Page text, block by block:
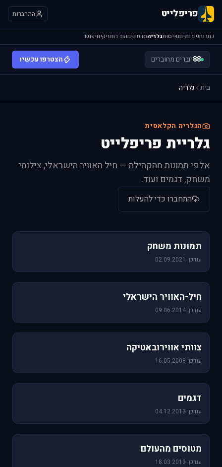
פריפלייט התחברות
כתבותפורומיםטייסותגלריהסרטוניםהורדותויקיחיפוש
88חברים מחוברים הצטרפו עכשיו
בית גלריה
הגלריה הקלאסית
גלריית פריפלייט
אלפי תמונות מהקהילה — חיל האוויר הישראלי, צילומי
משחק, דגמים ועוד.
התחברו כדי להעלות
תמונות משחק
עודכן: 02.09.2021
חיל-האוויר הישראלי
עודכן: 09.06.2014
צוותי אווירובאטיקה
עודכן: 16.05.2008
דגמים
עודכן: 04.12.2013
מטוסים מהעולם
עודכן: 18.03.2013